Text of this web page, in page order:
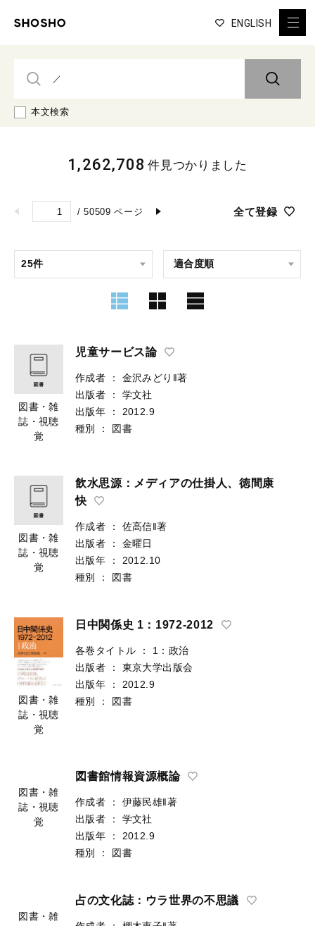
ENGLISH
本文検索
/ 50509 ページ 全て登録
1,262,708 件見つかりました
図書・雑
誌・視聴
覚
児童サービス論
作成者 ：
金沢みどり‖著
出版者
：
学文社
出版年
：
2012.9
種別
： 図書
図書・雑
誌・視聴
覚
飲水思源：メディアの仕掛人、徳間康
快
作成者 ：
佐高信‖著
出版者
：
金曜日
出版年
：
2012.10
種別
： 図書
図書・雑
誌・視聴
覚
日中関係史 1：1972-2012
各巻タイトル ：
1：政治
出版者
：
東京大学出版会
出版年
：
2012.9
種別
： 図書
図書館情報資源概論
作成者 ：
伊藤民雄‖著
出版者
：
学文社
出版年
：
2012.9
種別
： 図書
占の文化誌：ウラ世界の不思議